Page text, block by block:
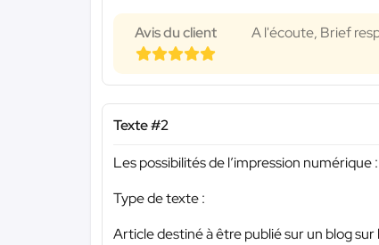
Avis du client A l'écoute, Brief
Texte #2
Les possibilités de l’impression numérique
Type de texte :
Article destiné à être publié sur un blog